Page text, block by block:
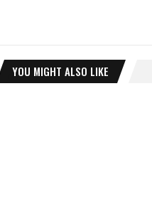
YOU MIGHT ALSO LIKE